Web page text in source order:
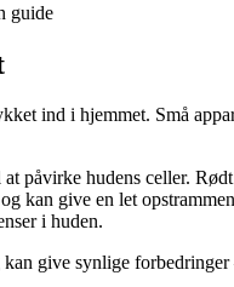
guide
ind i hjemmet. Små
påvirke hudens celler.
kan give en let
i huden.
give synlige